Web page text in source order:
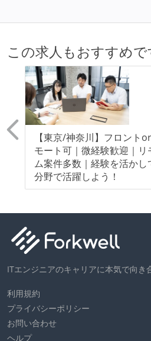
この求人もおすすめで
【東京/神奈川】フロント
モート可｜微経験歓迎｜リ
ム案件多数｜経験を活か
分野で活躍しよう！
ITエンジニアのキャリアに本気で向き
利用規約
プライバシーポリシー
お問い合わせ
ヘルプ